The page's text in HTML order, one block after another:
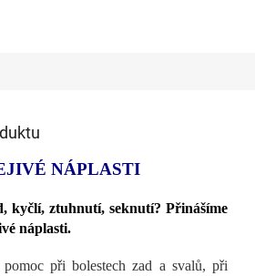
NÁPLASTI
kyčlí, ztuhnutí, seknutí? Přinášíme
náplasti.
pomoc při bolestech zad a svalů, při